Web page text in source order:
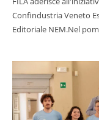
Confindustria Veneto
Editoriale NEM.Nel